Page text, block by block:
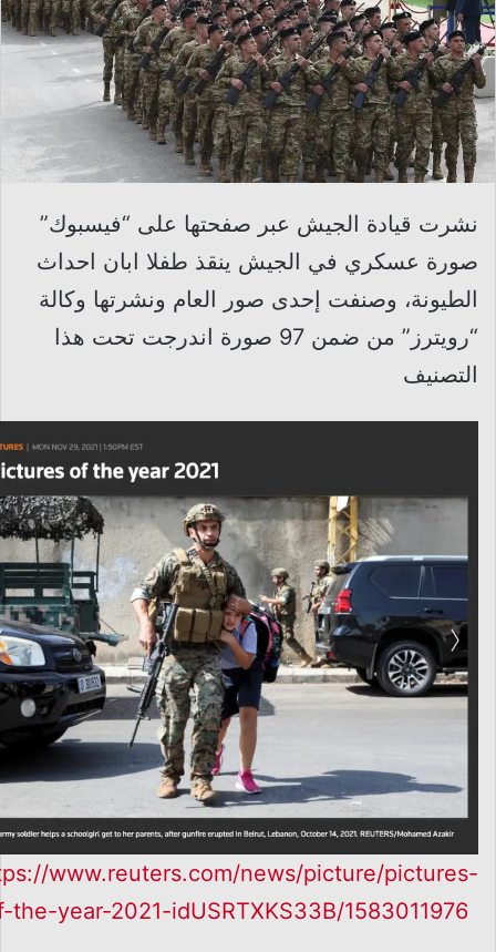
نشرت قيادة الجيش عبر صفحتها على “فيسبوك”
صورة عسكري في الجيش ينقذ طفلا ابان احداث
الطيونة، وصنفت إحدى صور العام ونشرتها وكالة
“رويترز” من ضمن 97 صورة اندرجت تحت هذا
التصنيف
www.reuters.com/news/picture/pictures-
the-year-2021-idUSRTXKS33B/1583011976